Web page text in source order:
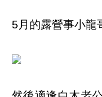
5月的露營事小龍